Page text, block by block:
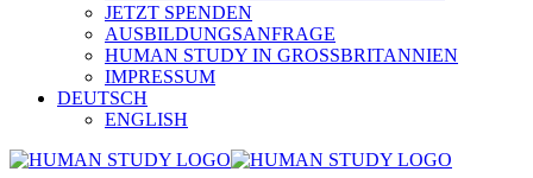
JETZT SPENDEN
AUSBILDUNGSANFRAGE
HUMAN STUDY IN GROSSBRITANNIEN
IMPRESSUM
DEUTSCH
ENGLISH